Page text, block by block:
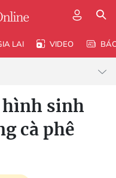
LAI VIDEO
hình sinh
cà phê